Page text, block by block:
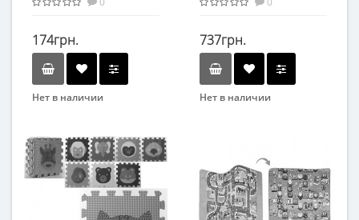
174грн.
Нет в наличии
Возраст
От 1 года
737грн.
Нет в наличии
Коврик
Возраст
От 0 лет